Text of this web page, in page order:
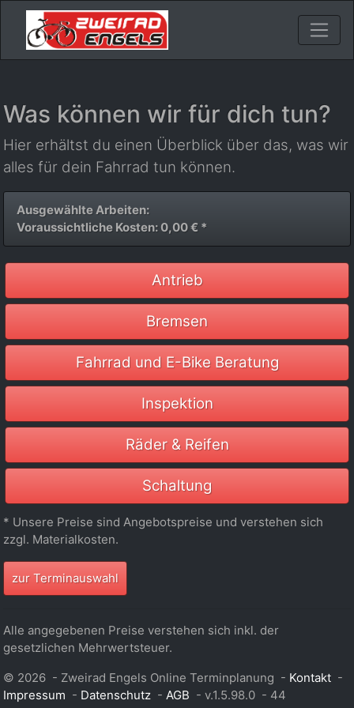
Was können wir für dich tun?
Hier erhältst du einen Überblick über das, was wir
alles für dein Fahrrad tun können.
Ausgewählte Arbeiten:
Voraussichtliche Kosten: 0,00 € *
Antrieb
Bremsen
Fahrrad und E-Bike Beratung
Inspektion
Räder & Reifen
Schaltung
* Unsere Preise sind Angebotspreise und verstehen sich
zzgl. Materialkosten.
zur Terminauswahl
Alle angegebenen Preise verstehen sich inkl. der
gesetzlichen Mehrwertsteuer.
© 2026 - Zweirad Engels Online Terminplanung - Kontakt -
Impressum - Datenschutz - AGB - v.1.5.98.0 - 44